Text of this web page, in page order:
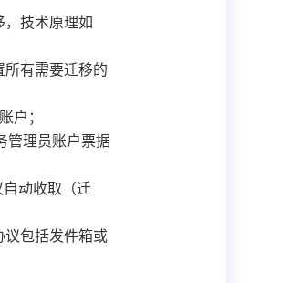
技术原理如
有需要迁移的
户；
管理员账户票据
动收取（迁
议包括发件箱或